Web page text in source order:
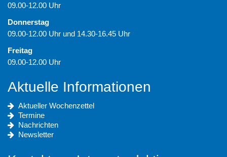
09.00-12.00 Uhr
Donnerstag
09.00-12.00 Uhr und 14.30-16.45 Uhr
Freitag
09.00-12.00 Uhr
Aktuelle Informationen
Aktueller Wochenzettel
Termine
Nachrichten
Newsletter